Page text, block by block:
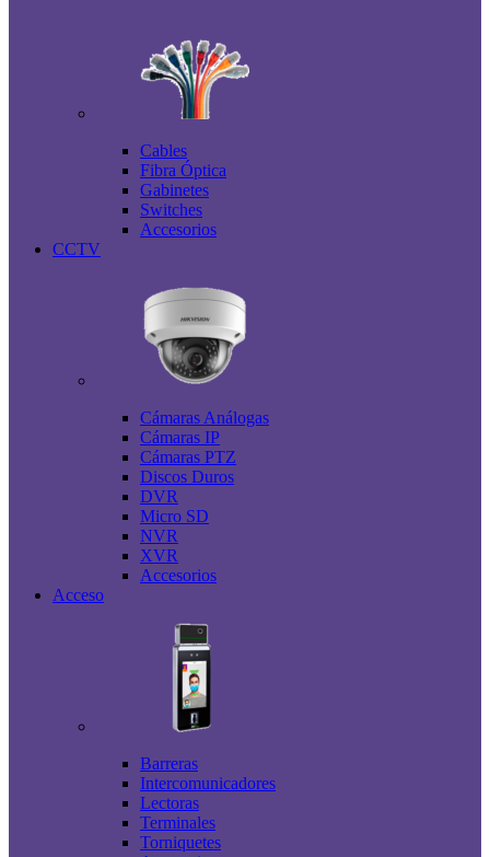
Cables
Fibra Óptica
Gabinetes
Switches
Accesorios
CCTV
Cámaras Análogas
Cámaras IP
Cámaras PTZ
Discos Duros
DVR
Micro SD
NVR
XVR
Accesorios
Acceso
Barreras
Intercomunicadores
Lectoras
Terminales
Torniquetes